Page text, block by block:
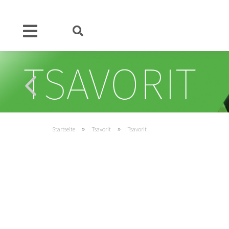
Startseite » Tsavorit » Tsavorit